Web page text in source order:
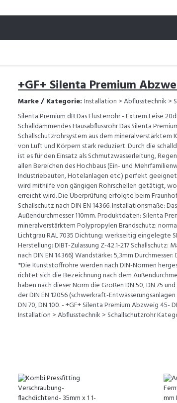
+GF+ Silenta Premium
Marke / Kategorie: Installation > Abflusstechnik >
Silenta Premium dB Das Flüsterrohr - Extrem Leise
Schalldämmendes Hausabflussrohr Das Silenta
Schallschutzrohrsystem aus dem
von Luft und Körpern stark reduziert. Durch die
ist es für den Einsatz als Schmutzwasserleitung,
allen Bereichen des Hochbaus (Ein- und
Industriebauten, Hotelanlagen etc.) perfekt
wird mithilfe von gängigen Rohrschellen getätigt,
erreicht wird. Die Überprüfung erfolgte beim
Schallschutz nach DIN EN 14366. Installationsmaße:
Außendurchmesser 110mm. Produktdaten: Silenta
mineralverstärktem Polypropylen Brandschutz:
Lichtgrau RAL 7035 Dichtung: werkseitig eingelegte
Herstellung: DIBT-Zulassung Z-42.1-217 Schallschutz:
nach DIN EN 14366) Wandstärke: 5,3mm
*Die Kunststoffrohre werden nach DIN-Normen
richtet sich die Bezeichnung nach dem
haben nach dieser Norm die Größen DN 50, DN 75
der DIN EN 12056 (schwerkraft-
DN 70, DN 100. - +GF+ Silenta Premium Abzweig 45-
Installation > Abflusstechnik > Schallschutzrohr